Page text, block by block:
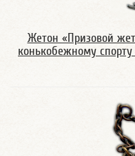
Жетон «Призовой
конькобежному